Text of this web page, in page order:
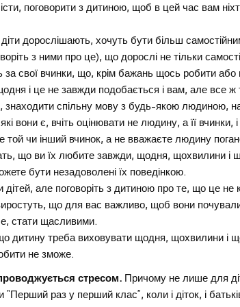
поговорити з дитиною, щоб в цей час вам
дорослішають, хочуть бути більш
з ними про це), що дорослі не тільки
за свої вчинки, що, крім бажань щось робити
і це не завжди подобається і вам, але все ж
знаходити спільну мову з будь-якою людиною,
вони є, вчіть оцінювати не людину, а її вчинки,
той чи інший вчинок, а не вважаєте людину
що ви їх любите завжди, щодня, щохвилини і
бути незадоволені їх поведінкою.
але поговоріть з дитиною про те, що це
що для вас важливо, щоб вони
стати щасливими.
дитину треба виховувати щодня, щохвилини і
не зможе.
стресом. Причому не лише для
раз у перший клас”, коли і діток, і